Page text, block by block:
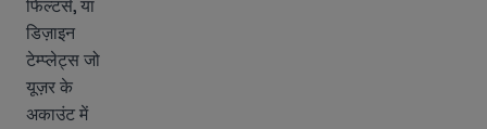
फिल्टर्स, या
डिज़ाइन
टेम्प्लेट्स जो
यूज़र के
अकाउंट में